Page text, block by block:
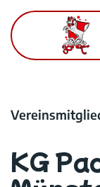
Zum
Inhalt
springen
Der BWK
Kontakt
KG